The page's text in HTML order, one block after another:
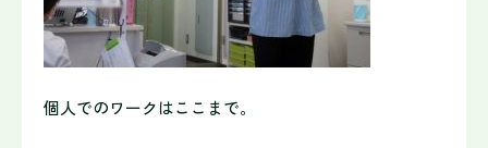
個人でのワークはここまで。